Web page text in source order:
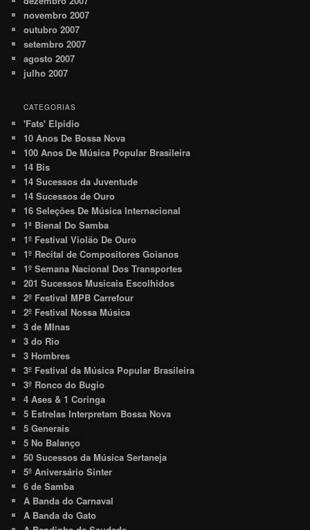
novembro 2007
outubro 2007
setembro 2007
agosto 2007
julho 2007
CATEGORIAS
'Fats' Elpidio
10 Anos De Bossa Nova
100 Anos De Música Popular Brasileira
14 Bis
14 Sucessos da Juventude
14 Sucessos de Ouro
16 Seleções De Música Internacional
1ª Bienal Do Samba
1º Festival Violão De Ouro
1º Recital de Compositores Goianos
1º Semana Nacional Dos Transportes
201 Sucessos Musicais Escolhidos
2º Festival MPB Carrefour
2º Festival Nossa Música
3 de MInas
3 do Rio
3 Hombres
3º Festival da Música Popular Brasileira
3º Ronco do Bugio
4 Ases & 1 Coringa
5 Estrelas Interpretam Bossa Nova
5 Generais
5 No Balanço
50 Sucessos da Música Sertaneja
5º Aniversário Sinter
6 de Samba
A Banda do Carnaval
A Banda do Gato